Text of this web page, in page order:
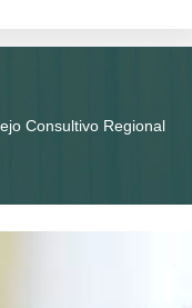
Consultivo Regional